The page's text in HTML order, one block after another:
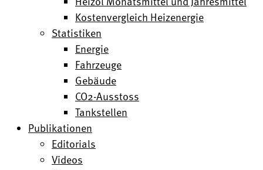
Kostenvergleich Heizenergie
Statistiken
Energie
Fahrzeuge
Gebäude
CO2-Ausstoss
Tankstellen
Publikationen
Editorials
Videos